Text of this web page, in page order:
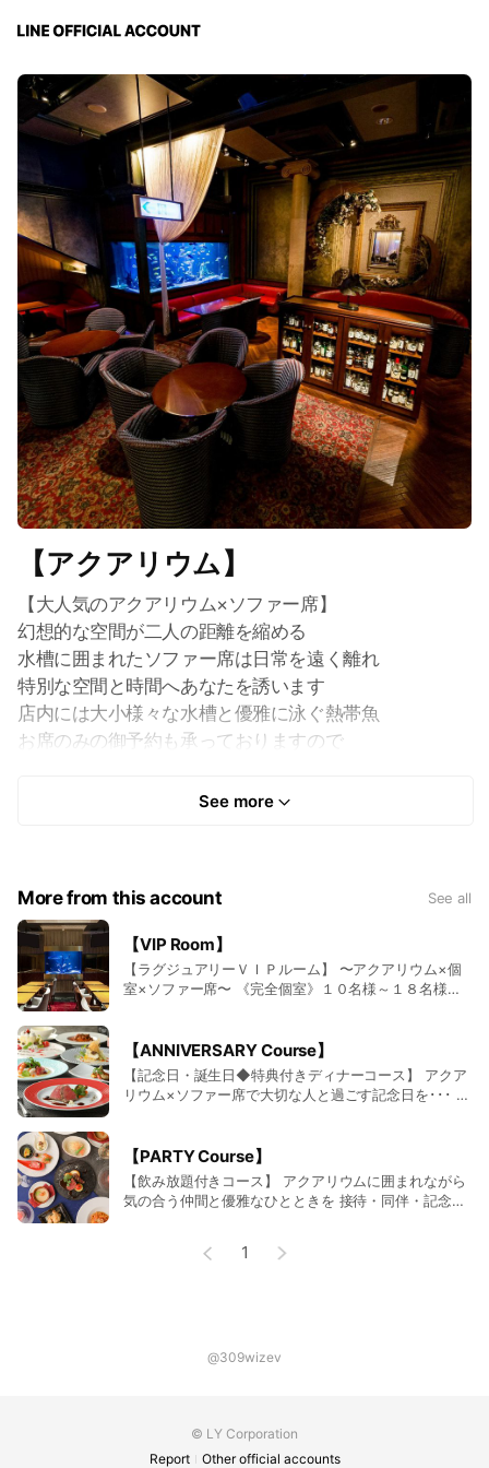
【アクアリウム】
【大人気のアクアリウム×ソファー席】
幻想的な空間が二人の距離を縮める
水槽に囲まれたソファー席は日常を遠く離れ
特別な空間と時間へあなたを誘います
店内には大小様々な水槽と優雅に泳ぐ熱帯魚
お席のみの御予約も承っておりますので
See more
More from this account See all
【VIP Room】
【ラグジュアリーＶＩＰルーム】 〜アクアリウム×個
室×ソファー席〜 《完全個室》１０名様～１８名様で
ム×ソファー席のゴージャス個室 接待・会食・飲み会
など様々なシーンでご利用頂ける個室となっておりま
す 人気の個室の為、早めのご予約を
【ANNIVERSARY Course】
【記念日・誕生日◆特典付きディナーコース】 アクア
リウム×ソファー席で大切な人と過ごす記念日を･･･ 本
思わずうっとり…してしまう空間 大切な人との大切な
時間は《北新地 水響亭》
【PARTY Course】
【飲み放題付きコース】 アクアリウムに囲まれながら
気の合う仲間と優雅なひとときを 接待・同伴・記念日
泳ぐ熱帯魚が都会の喧騒を癒してくれる 素敵な空間と
1
@309wizev
© LY Corporation
Report
Other official accounts